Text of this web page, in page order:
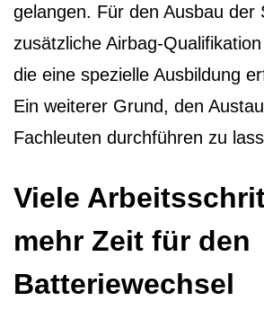
gelangen. Für den Ausbau der
zusätzliche Airbag-
die eine spezielle Ausbildung
Ein weiterer Grund, den
Fachleuten durchführen zu
Viele
mehr Zeit für den
Batteriewechsel